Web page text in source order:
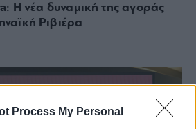
Process My Personal
Η νέα δυναμική της αγοράς
Ριβιέρα